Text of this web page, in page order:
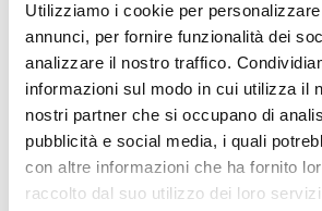
Utilizziamo i cookie per
annunci, per fornire funzionalità dei
analizzare il nostro traffico.
informazioni sul modo in cui utilizza il
nostri partner che si occupano di
pubblicità e social media, i quali
con altre informazioni che ha fornito
raccolto dal suo utilizzo dei loro
sta mettendo a punto una piattaforma
pulizia, ancora in fase di test, che potrà
con un gancio i rifiuti, come è stato
fine estate sarà tentata la pulizia in un
lagunare (in zona Cavallino e a sud
saranno separati da un robot. Poi si
con il riciclo mecccanico o il riciclo